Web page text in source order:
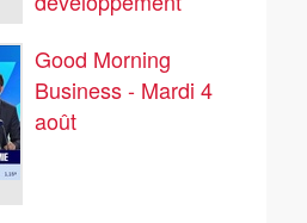
Good Morning
Business - Mardi 4
août